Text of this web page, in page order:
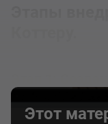
Этот